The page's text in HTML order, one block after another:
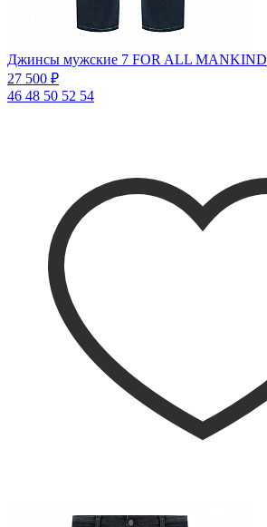
Джинсы мужские 7 FOR ALL MANKIND
27 500 ₽
46 48 50 52 54